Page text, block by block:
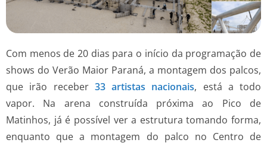
Com menos de 20 dias para o início da programação de
shows do Verão Maior Paraná, a montagem dos palcos,
que irão receber 33 artistas nacionais, está a todo
vapor. Na arena construída próxima ao Pico de
Matinhos, já é possível ver a estrutura tomando forma,
enquanto que a montagem do palco no Centro de